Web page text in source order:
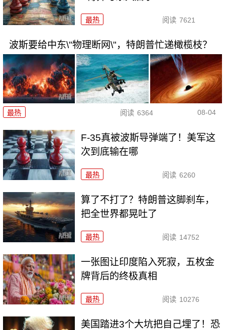
最热 阅读 7621
波斯要给中东\"物理断网\"，特朗普忙递橄榄枝？
最热 阅读 6364 08-04
F-35真被波斯导弹端了！美军这
次到底输在哪
最热 阅读 6260
算了不打了？特朗普这脚刹车，
把全世界都晃吐了
最热 阅读 14752
一张图让印度陷入死寂，五枚金
牌背后的终极真相
最热 阅读 10276
美国踏进3个大坑把自己埋了！恐